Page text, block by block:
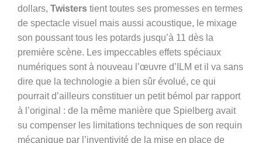
dollars, Twisters tient toutes ses promesses en termes
de spectacle visuel mais aussi acoustique, le mixage
son poussant tous les potards jusqu’à 11 dès la
première scène. Les impeccables effets spéciaux
numériques sont à nouveau l’œuvre d’ILM et il va sans
dire que la technologie a bien sûr évolué, ce qui
pourrait d’ailleurs constituer un petit bémol par rapport
à l’original : de la même manière que Spielberg avait
su compenser les limitations techniques de son requin
mécanique par l’inventivité de la mise en place de